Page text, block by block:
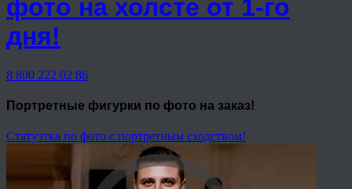
фото на холсте от 1-го
дня!
8 800 222 02 86
Портретные фигурки по фото на заказ!
Статуэтка по фото с портретным сходством!